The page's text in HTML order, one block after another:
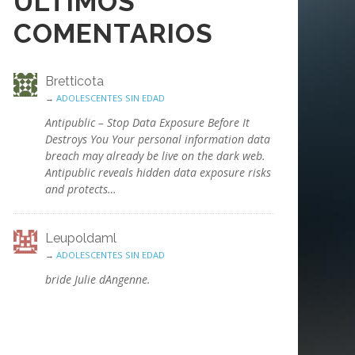
COMENTARIOS
Bretticota
→ ADOLESCENTES SIN EDAD
Antipublic – Stop Data Exposure Before It
Destroys You Your personal information data
breach may already be live on the dark web.
Antipublic reveals hidden data exposure risks
and protects…
Leupoldaml
→ ADOLESCENTES SIN EDAD
bride Julie dAngenne.